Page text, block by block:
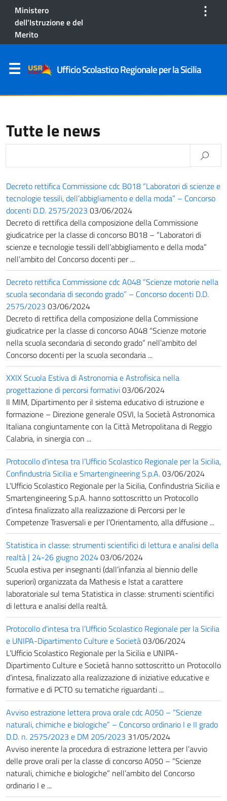
Ministero
dell'Istruzione e del
Merito
⋮
Ufficio Scolastico Regionale per la Sicilia
Tutte le news
Decreto rettifica Commissione cdc B018 “Laboratori di scienze e
tecnologie tessili, dell’abbigliamento e della moda” – Concorso
docenti D.D. 2575/2023 03/06/2024
Decreto di rettifica della composizione della Commissione
giudicatrice per la classe di concorso B018 – “Laboratori di
scienze e tecnologie tessili dell’abbigliamento e della moda”
nell’ambito del Concorso docenti per ...
Decreto rettifica Commissione cdc A048 “Scienze motorie nella
scuola secondaria di secondo grado” – Concorso docenti D.D.
2575/2023 03/06/2024
Decreto di rettifica della composizione della Commissione
giudicatrice per la classe di concorso A048 “Scienze motorie
nella scuola secondaria di secondo grado” nell’ambito del
Concorso docenti per la scuola secondaria ...
XXIX Scuola Estiva di Astronomia e Astrofisica nella
progettazione di percorsi formativi03/06/2024
Il MIM, Dipartimento per il sistema educativo di istruzione e
formazione – Direzione generale OSVI, la Società Astronomica
Italiana congiuntamente con la Città Metropolitana di Reggio
Calabria, in sinergia con ...
Protocollo d’intesa tra l’Ufficio Scolastico Regionale per la Sicilia,
Confindustria Sicilia e Smartengineering S.p.A.03/06/2024
L’Ufficio Scolastico Regionale per la Sicilia, Confindustria Sicilia e
Smartengineering S.p.A. hanno sottoscritto un Protocollo
d’intesa finalizzato alla realizzazione di Percorsi per le
Competenze Trasversali e per l’Orientamento, alla diffusione ...
Statistica in classe: strumenti scientifici di lettura e analisi della
realtà | 24-26 giugno 202403/06/2024
Scuola estiva per insegnanti (dall’infanzia al biennio delle
superiori) organizzata da Mathesis e Istat a carattere
laboratoriale sul tema Statistica in classe: strumenti scientifici
di lettura e analisi della realtà.
Protocollo d’intesa tra l’Ufficio Scolastico Regionale per la Sicilia
e UNIPA-Dipartimento Culture e Società03/06/2024
L’Ufficio Scolastico Regionale per la Sicilia e UNIPA-
Dipartimento Culture e Società hanno sottoscritto un Protocollo
d’intesa, finalizzato alla realizzazione di iniziative educative e
formative e di PCTO su tematiche riguardanti ...
Avviso estrazione lettera prova orale cdc A050 – “Scienze
naturali, chimiche e biologiche” – Concorso ordinario I e II grado
D.D. n. 2575/2023 e DM 205/2023 31/05/2024
Avviso inerente la procedura di estrazione lettera per l’avvio
delle prove orali per la classe di concorso A050 – “Scienze
naturali, chimiche e biologiche” nell’ambito del Concorso
ordinario I e ...